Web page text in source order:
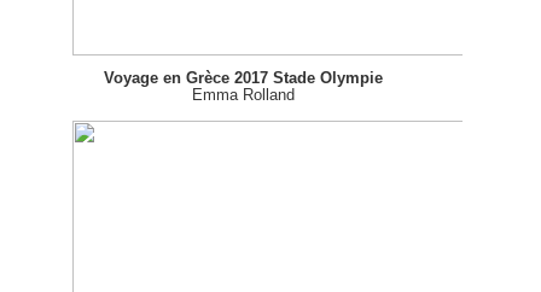
Voyage en Grèce 2017 Stade Olympie
Emma Rolland